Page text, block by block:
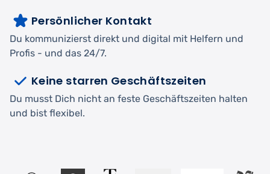
Persönlicher Kontakt
Du kommunizierst direkt und digital mit Helfern und
Profis - und das 24/7.
Keine starren Geschäftszeiten
Du musst Dich nicht an feste Geschäftszeiten halten
und bist flexibel.